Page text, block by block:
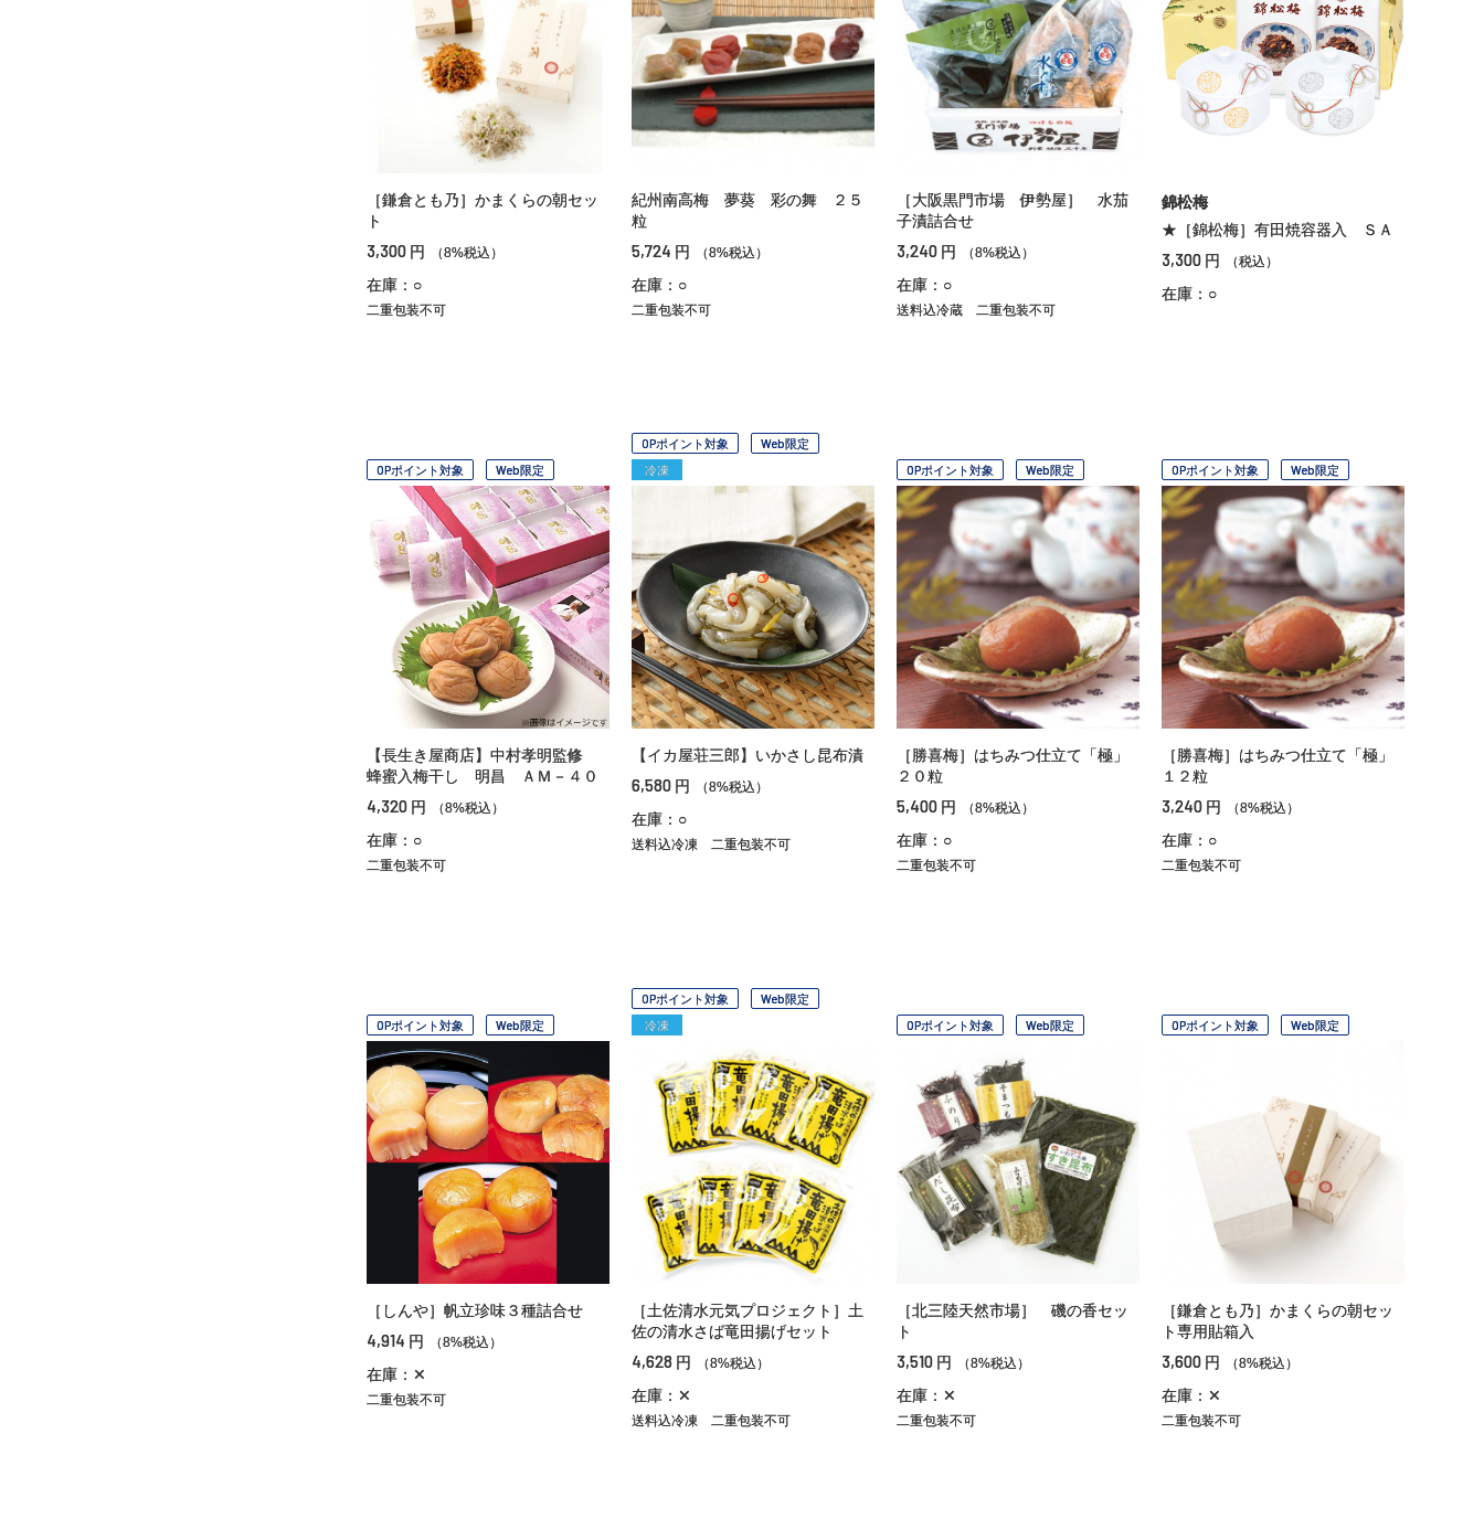
［鎌倉とも乃］かまくらの朝セッ
ト
3,300 円 （8%税込）
在庫：○
二重包装不可
紀州南高梅 夢葵 彩の舞 ２５
粒
5,724 円 （8%税込）
在庫：○
二重包装不可
［大阪黒門市場 伊勢屋］ 水茄
子漬詰合せ
3,240 円 （8%税込）
在庫：○
送料込冷蔵 二重包装不可
錦松梅
★［錦松梅］有田焼容器入 ＳＡ
3,300 円 （税込）
在庫：○
OPポイント対象 Web限定
【長生き屋商店】中村孝明監修
蜂蜜入梅干し 明昌 ＡＭ－４０
4,320 円 （8%税込）
在庫：○
二重包装不可
OPポイント対象
Web限定
冷凍
【イカ屋荘三郎】いかさし昆布漬
6,580 円 （8%税込）
在庫：○
送料込冷凍 二重包装不可
OPポイント対象 Web限定
［勝喜梅］はちみつ仕立て「極」
２０粒
5,400 円 （8%税込）
在庫：○
二重包装不可
OPポイント対象 Web限定
［勝喜梅］はちみつ仕立て「極」
１２粒
3,240 円 （8%税込）
在庫：○
二重包装不可
OPポイント対象 Web限定
［しんや］帆立珍味３種詰合せ
4,914 円 （8%税込）
在庫：✕
二重包装不可
OPポイント対象
Web限定
冷凍
［土佐清水元気プロジェクト］土
佐の清水さば竜田揚げセット
4,628 円 （8%税込）
在庫：✕
送料込冷凍 二重包装不可
OPポイント対象 Web限定
［北三陸天然市場］ 磯の香セッ
ト
3,510 円 （8%税込）
在庫：✕
二重包装不可
OPポイント対象 Web限定
［鎌倉とも乃］かまくらの朝セッ
ト専用貼箱入
3,600 円 （8%税込）
在庫：✕
二重包装不可